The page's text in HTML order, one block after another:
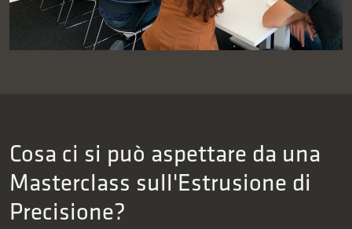
Cosa ci si può aspettare da una
Masterclass sull'Estrusione di
Precisione?